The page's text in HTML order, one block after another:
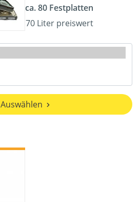
ca. 80 Festplatten
70 Liter preiswert
Auswählen